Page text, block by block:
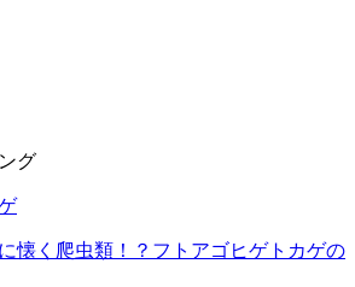
グ
懐く爬虫類！？フトアゴヒゲトカゲの